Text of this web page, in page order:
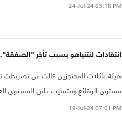
24-Jul-2403:18 PM
انتقادات لنتنياهو بسبب تأخر
هيئة عائلات المحتجزين قالت عن تصريحات
مستوى الوقائع ومتسيب على المستوى
19-Jul-2407:01 PM